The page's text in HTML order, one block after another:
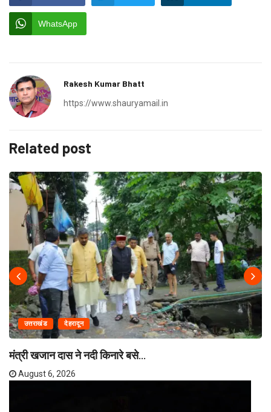
WhatsApp
Rakesh Kumar Bhatt
https://www.shauryamail.in
Related post
उत्तराखंड देहरादून
मंत्री खजान दास ने नदी किनारे बसे...
August 6, 2026